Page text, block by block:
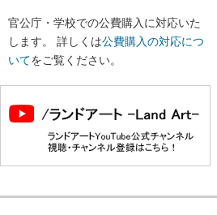
官公庁・学校での公費購入に対応いた
します。 詳しくは公費購入の対応につ
いてをご覧ください。